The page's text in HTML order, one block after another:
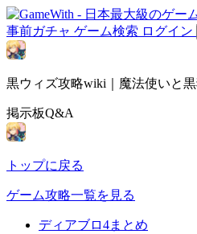
事前ガチャ ゲーム検索 ログイン
黒ウィズ攻略wiki｜魔法使いと
掲示板Q&A
トップに戻る
ゲーム攻略一覧を見る
ディアブロ4まとめ